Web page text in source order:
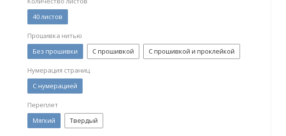
40 листов
Прошивка нитью
Без прошивки
С прошивкой С прошивкой и проклейкой
Нумерация страниц
С нумерацией
Переплет
Мягкий
Твердый